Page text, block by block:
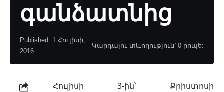
գանձատնից
Published: 1 Հուլիսի,
2016
Կարդալու տևողություն՝ 0 րոպե:
Հուլիսի 3-ին՝ Քրիստոսի